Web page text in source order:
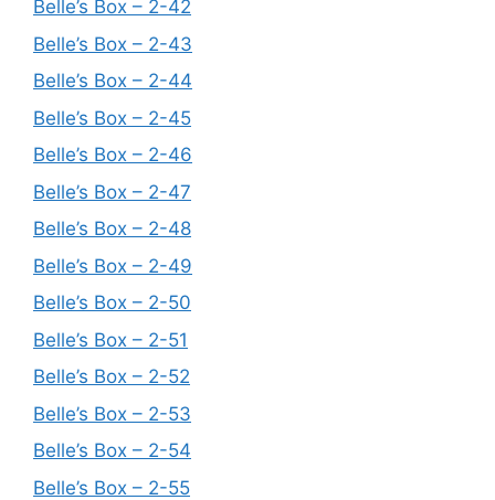
Belle’s Box – 2-42
Belle’s Box – 2-43
Belle’s Box – 2-44
Belle’s Box – 2-45
Belle’s Box – 2-46
Belle’s Box – 2-47
Belle’s Box – 2-48
Belle’s Box – 2-49
Belle’s Box – 2-50
Belle’s Box – 2-51
Belle’s Box – 2-52
Belle’s Box – 2-53
Belle’s Box – 2-54
Belle’s Box – 2-55